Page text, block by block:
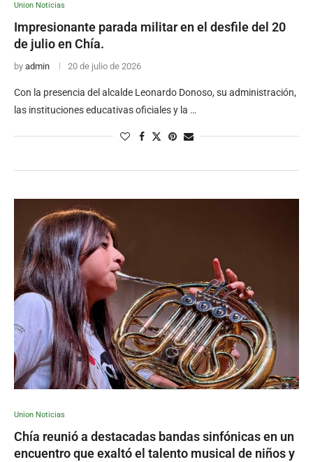
Union Noticias
Impresionante parada militar en el desfile del 20
de julio en Chía.
by admin 20 de julio de 2026
Con la presencia del alcalde Leonardo Donoso, su administración,
las instituciones educativas oficiales y la …
Union Noticias
Chía reunió a destacadas bandas sinfónicas en un
encuentro que exaltó el talento musical de niños y